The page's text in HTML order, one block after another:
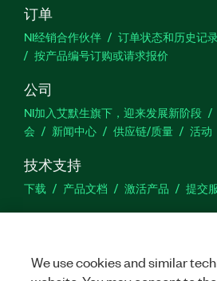
订单
NI经销合作伙伴 订单状态和历史记
按产品编号订购或请求报价
公司
NI加入艾默生旗下，迎来发展新阶段
会
新闻中心 供应链/质量 活动
技术支持
下载 产品文档 激活产品 提交
We use cookies and similar